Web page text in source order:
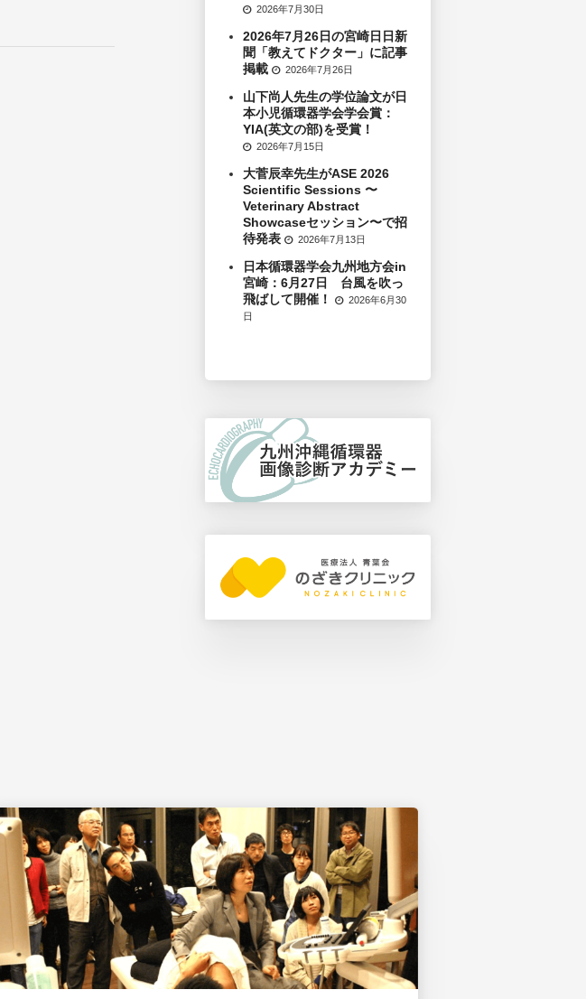
2026年7月30日
2026年7月26日の宮崎日日新
聞「教えてドクター」に記事
掲載
2026年7月26日
山下尚人先生の学位論文が日
本小児循環器学会学会賞：
YIA(英文の部)を受賞！
2026年7月15日
大菅辰幸先生がASE 2026
Scientific Sessions 〜
Veterinary Abstract
Showcaseセッション〜で招
待発表
2026年7月13日
日本循環器学会九州地方会in
宮崎：6月27日 台風を吹っ
飛ばして開催！
2026年6月30
日